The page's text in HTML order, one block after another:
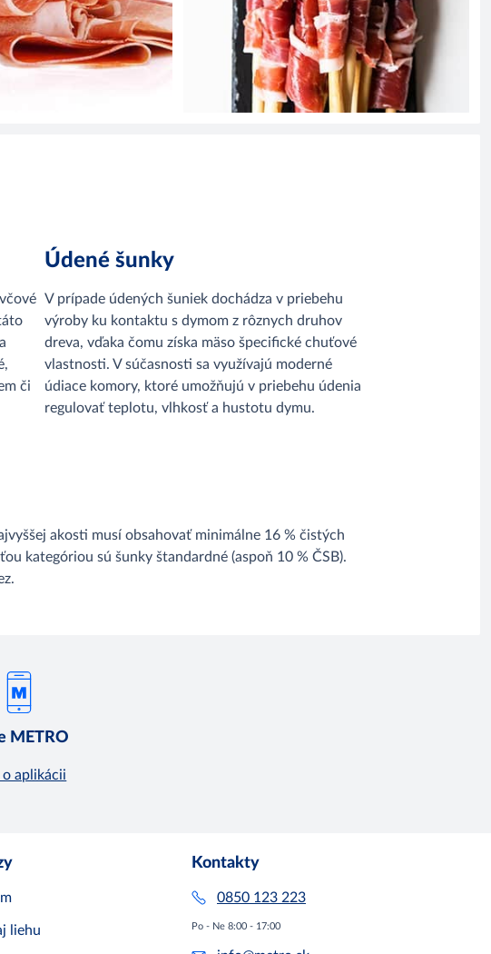
či
Údené šunky
V prípade údených šuniek dochádza v priebehu
výroby ku kontaktu s dymom z rôznych druhov
dreva, vďaka čomu získa mäso špecifické chuťové
vlastnosti. V súčasnosti sa využívajú moderné
údiace komory, ktoré umožňujú v priebehu údenia
regulovať teplotu, vlhkosť a hustotu dymu.
akosti musí obsahovať minimálne 16 % čistých
kategóriou sú šunky štandardné (aspoň 10 % ČSB).
METRO
o aplikácii
liehu
Kontakty
0850 123 223
Po - Ne 8:00 - 17:00